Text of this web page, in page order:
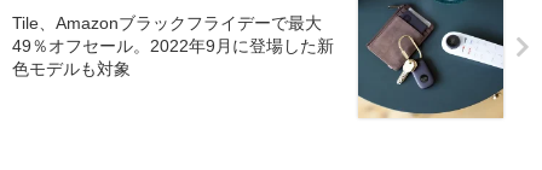
Tile、Amazonブラックフライデーで最大
49％オフセール。2022年9月に登場した新
色モデルも対象